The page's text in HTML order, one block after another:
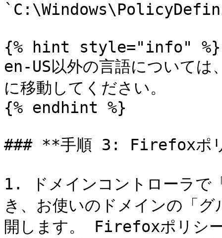
{% hint style="info" %}
en-US以外の言語について
に移動してください。
{% endhint %}
### **手順 3: Firefoxポリ
1. ドメインコントローラで
き、お使いのドメインの「
開します。 Firefoxポリシ